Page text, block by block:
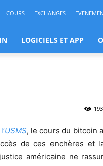
COURS EXCHANGES
LOGICIELS ET APP
193
USMS, le cours du bitcoin
de ces enchères et
américaine ne